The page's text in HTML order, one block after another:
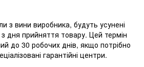
з вини виробника, будуть усунені
дня прийняття товару. Цей термін
до 30 робочих днів, якщо потрібно
гарантійні центри.